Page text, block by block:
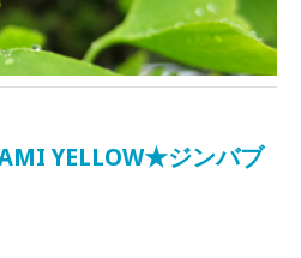
YELLOW★ジンバブ